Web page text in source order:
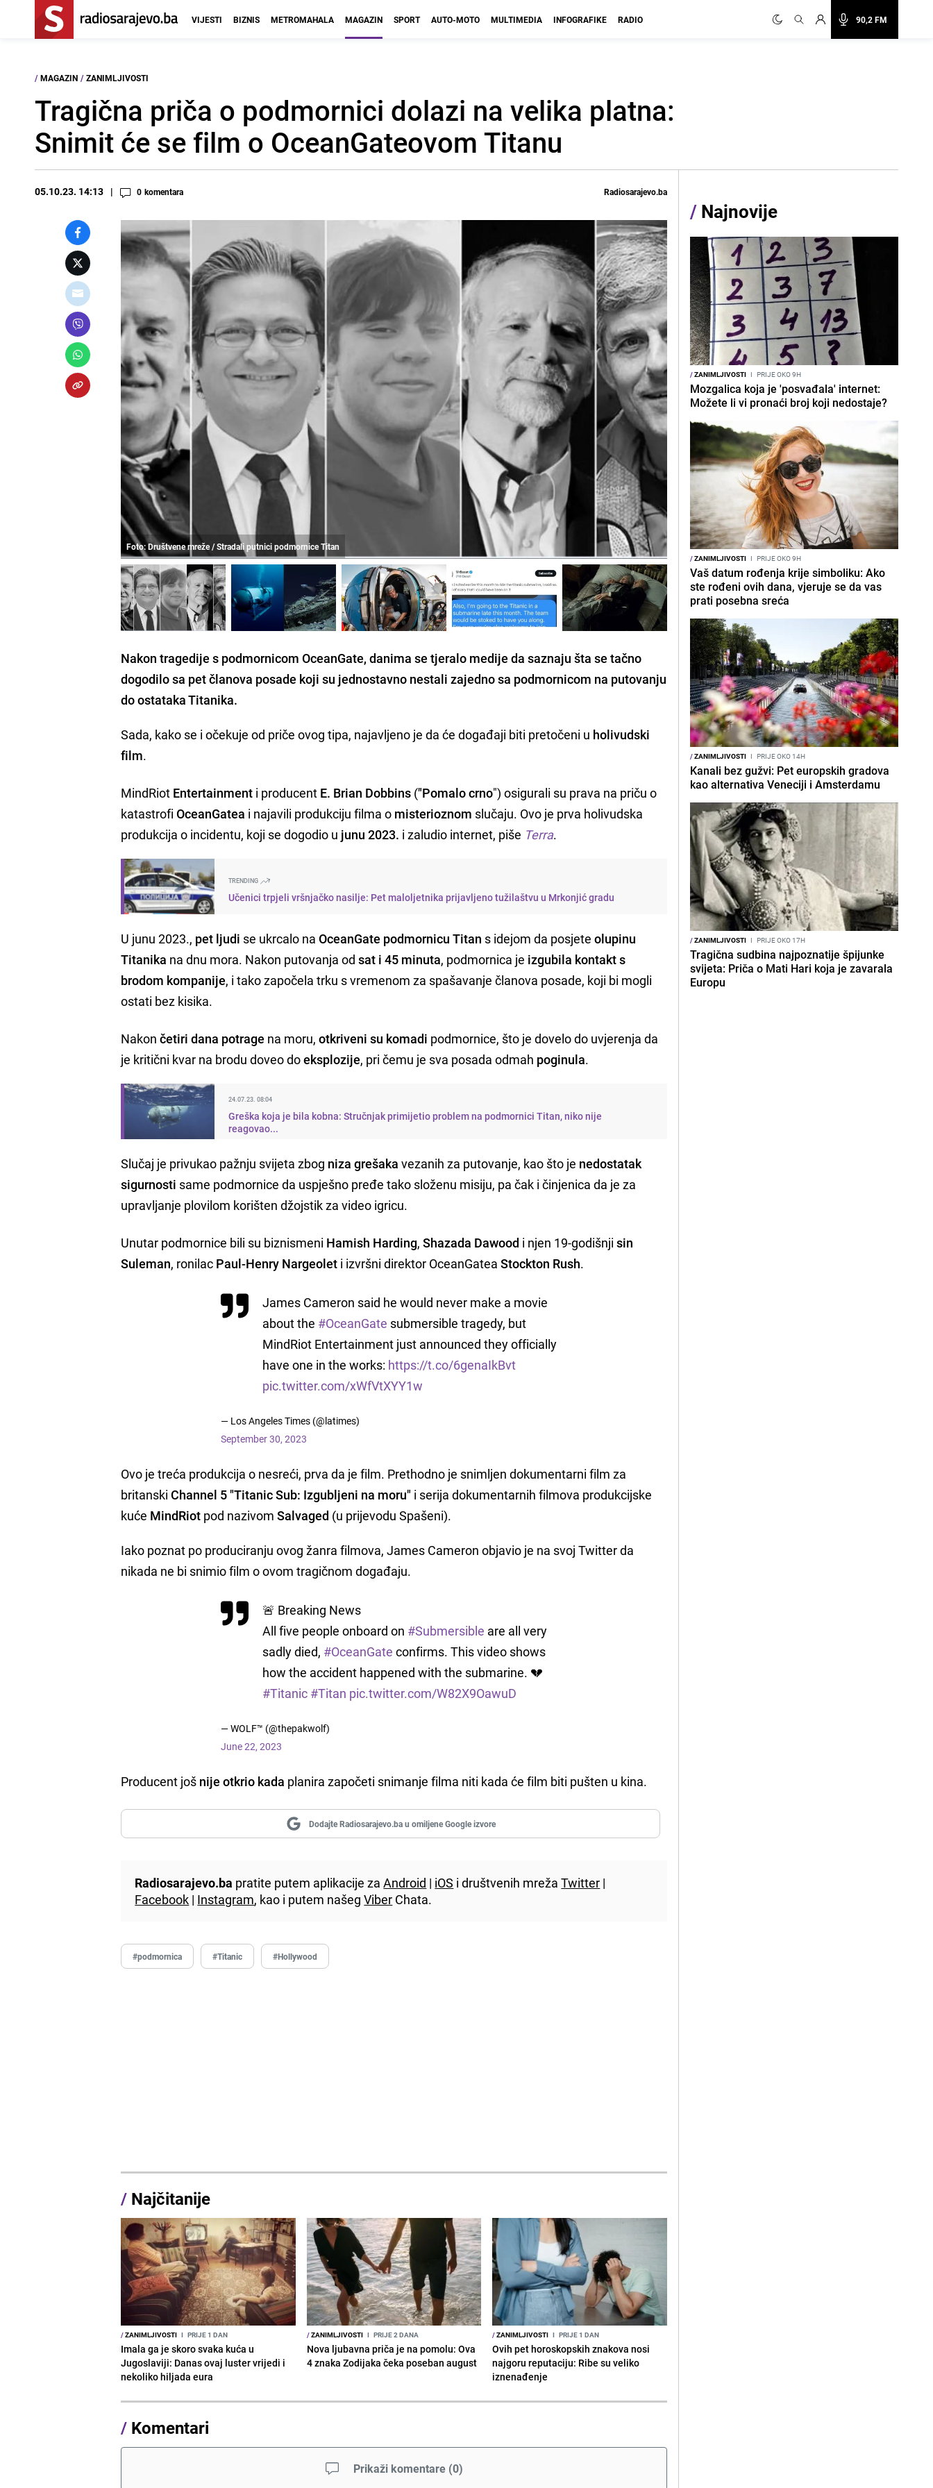
90,2 FM
VIJESTI BIZNIS METROMAHALA MAGAZIN SPORT AUTO-MOTO MULTIMEDIA INFOGRAFIKE RADIO
/ MAGAZIN / ZANIMLJIVOSTI
Tragična priča o podmornici dolazi na velika platna:
Snimit će se film o OceanGateovom Titanu
05.10.23. 14:13 0 komentara Radiosarajevo.ba
Foto: Društvene mreže / Stradali putnici podmornice Titan
Nakon tragedije s podmornicom OceanGate, danima se tjeralo medije da saznaju šta se tačno
dogodilo sa pet članova posade koji su jednostavno nestali zajedno sa podmornicom na putovanju
do ostataka Titanika.
Sada, kako se i očekuje od priče ovog tipa, najavljeno je da će događaji biti pretočeni u holivudski
film.
MindRiot Entertainment i producent E. Brian Dobbins ("Pomalo crno") osigurali su prava na priču o
katastrofiOceanGatea i najavili produkciju filma o misterioznom slučaju. Ovo je prva holivudska
produkcija o incidentu, koji se dogodio u junu 2023. i zaludio internet, piše Terra.
TRENDING
Učenici trpjeli vršnjačko nasilje: Pet maloljetnika prijavljeno tužilaštvu u Mrkonjić gradu
U junu 2023., pet ljudi se ukrcalo naOceanGate podmornicu Titan s idejom da posjeteolupinu
Titanika na dnu mora. Nakon putovanja odsat i 45 minuta, podmornica je izgubila kontakt s
brodom kompanije, i tako započela trku s vremenom za spašavanje članova posade, koji bi mogli
ostati bez kisika.
Nakončetiri dana potrage na moru,otkriveni su komadi podmornice, što je dovelo do uvjerenja da
je kritični kvar na brodu doveo doeksplozije, pri čemu je sva posada odmah poginula.
24.07.23. 08:04
Greška koja je bila kobna: Stručnjak primijetio problem na podmornici Titan, niko nije
reagovao...
Slučaj je privukao pažnju svijeta zbog niza grešaka vezanih za putovanje, kao što je nedostatak
sigurnosti same podmornice da uspješno pređe tako složenu misiju, pa čak i činjenica da je za
upravljanje plovilom korišten džojstik za video igricu.
Unutar podmornice bili su biznismeni Hamish Harding,Shazada Dawood i njen 19-godišnjisin
Suleman, ronilac Paul-Henry Nargeolet i izvršni direktor OceanGateaStockton Rush.
James Cameron said he would never make a movie
about the #OceanGate submersible tragedy, but
MindRiot Entertainment just announced they officially
have one in the works: https://t.co/6genaIkBvt
pic.twitter.com/xWfVtXYY1w
— Los Angeles Times (@latimes)
September 30, 2023
Ovo je treća produkcija o nesreći, prva da je film. Prethodno je snimljen dokumentarni film za
britanskiChannel 5"Titanic Sub: Izgubljeni na moru" i serija dokumentarnih filmova produkcijske
kuće MindRiot pod nazivomSalvaged (u prijevodu Spašeni).
Iako poznat po produciranju ovog žanra filmova, James Cameron objavio je na svoj Twitter da
nikada ne bi snimio film o ovom tragičnom događaju.
🚨 Breaking News
All five people onboard on #Submersible are all very
sadly died, #OceanGate confirms. This video shows
how the accident happened with the submarine. 💔
#Titanic #Titan pic.twitter.com/W82X9OawuD
— WOLF™️ (@thepakwolf)
June 22, 2023
Producent još nije otkrio kada planira započeti snimanje filma niti kada će film biti pušten u kina.
Dodajte Radiosarajevo.ba u omiljene Google izvore
Radiosarajevo.ba pratite putem aplikacije zaAndroid | iOS i društvenih mrežaTwitter |
Facebook | Instagram, kao i putem našegViber Chata.
#podmornica #Titanic #Hollywood
/ Najčitanije
/ZANIMLJIVOSTI I PRIJE 1 DAN
Imala ga je skoro svaka kuća u
Jugoslaviji: Danas ovaj luster vrijedi i
nekoliko hiljada eura
/ZANIMLJIVOSTI I PRIJE 2 DANA
Nova ljubavna priča je na pomolu: Ova
4 znaka Zodijaka čeka poseban august
/ZANIMLJIVOSTI I PRIJE 1 DAN
Ovih pet horoskopskih znakova nosi
najgoru reputaciju: Ribe su veliko
iznenađenje
/ Komentari
Prikaži komentare (0)
/ Najnovije
/ZANIMLJIVOSTI I PRIJE OKO 9H
Mozgalica koja je 'posvađala' internet:
Možete li vi pronaći broj koji nedostaje?
/ZANIMLJIVOSTI I PRIJE OKO 9H
Vaš datum rođenja krije simboliku: Ako
ste rođeni ovih dana, vjeruje se da vas
prati posebna sreća
/ZANIMLJIVOSTI I PRIJE OKO 14H
Kanali bez gužvi: Pet europskih gradova
kao alternativa Veneciji i Amsterdamu
/ZANIMLJIVOSTI I PRIJE OKO 17H
Tragična sudbina najpoznatije špijunke
svijeta: Priča o Mati Hari koja je zavarala
Europu